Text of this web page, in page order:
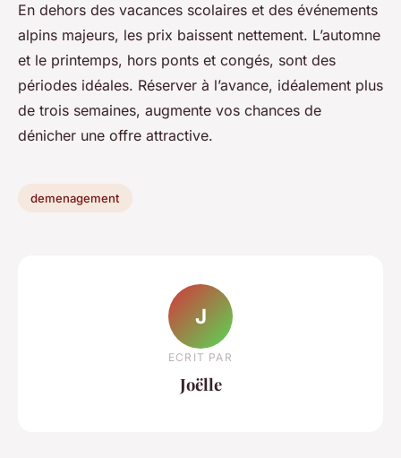
En dehors des vacances scolaires et des événements
alpins majeurs, les prix baissent nettement. L’automne
et le printemps, hors ponts et congés, sont des
périodes idéales. Réserver à l’avance, idéalement plus
de trois semaines, augmente vos chances de
dénicher une offre attractive.
demenagement
J
ECRIT PAR
Joëlle